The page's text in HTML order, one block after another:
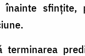
sfințite,